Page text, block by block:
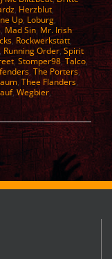
, Herzblut,
Up, Loburg,
, Mad Sin, Mr. Irish
, Rockwerkstatt,
, Running Order,Spirit
,Stomper98,Talco,
, The Porters,
, Thee Flanders,
, Wegbier,